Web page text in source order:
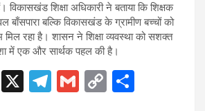
शिक्षा अधिकारी ने बताया कि शिक्षक
बल्कि विकासखंड के ग्रामीण बच्चों को
मिल रहा है। शासन ने शिक्षा व्यवस्था को सशक्त
में एक और सार्थक पहल की है।
W X
T
G
C